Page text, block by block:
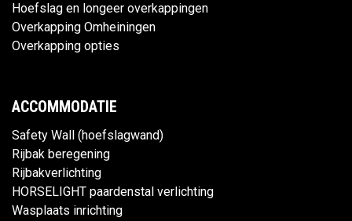
Hoefslag en longeer overkappingen
Overkapping Omheiningen
Overkapping opties
ACCOMMODATIE
Safety Wall (hoefslagwand)
Rijbak beregening
Rijbakverlichting
HORSELIGHT paardenstal verlichting
Wasplaats inrichting